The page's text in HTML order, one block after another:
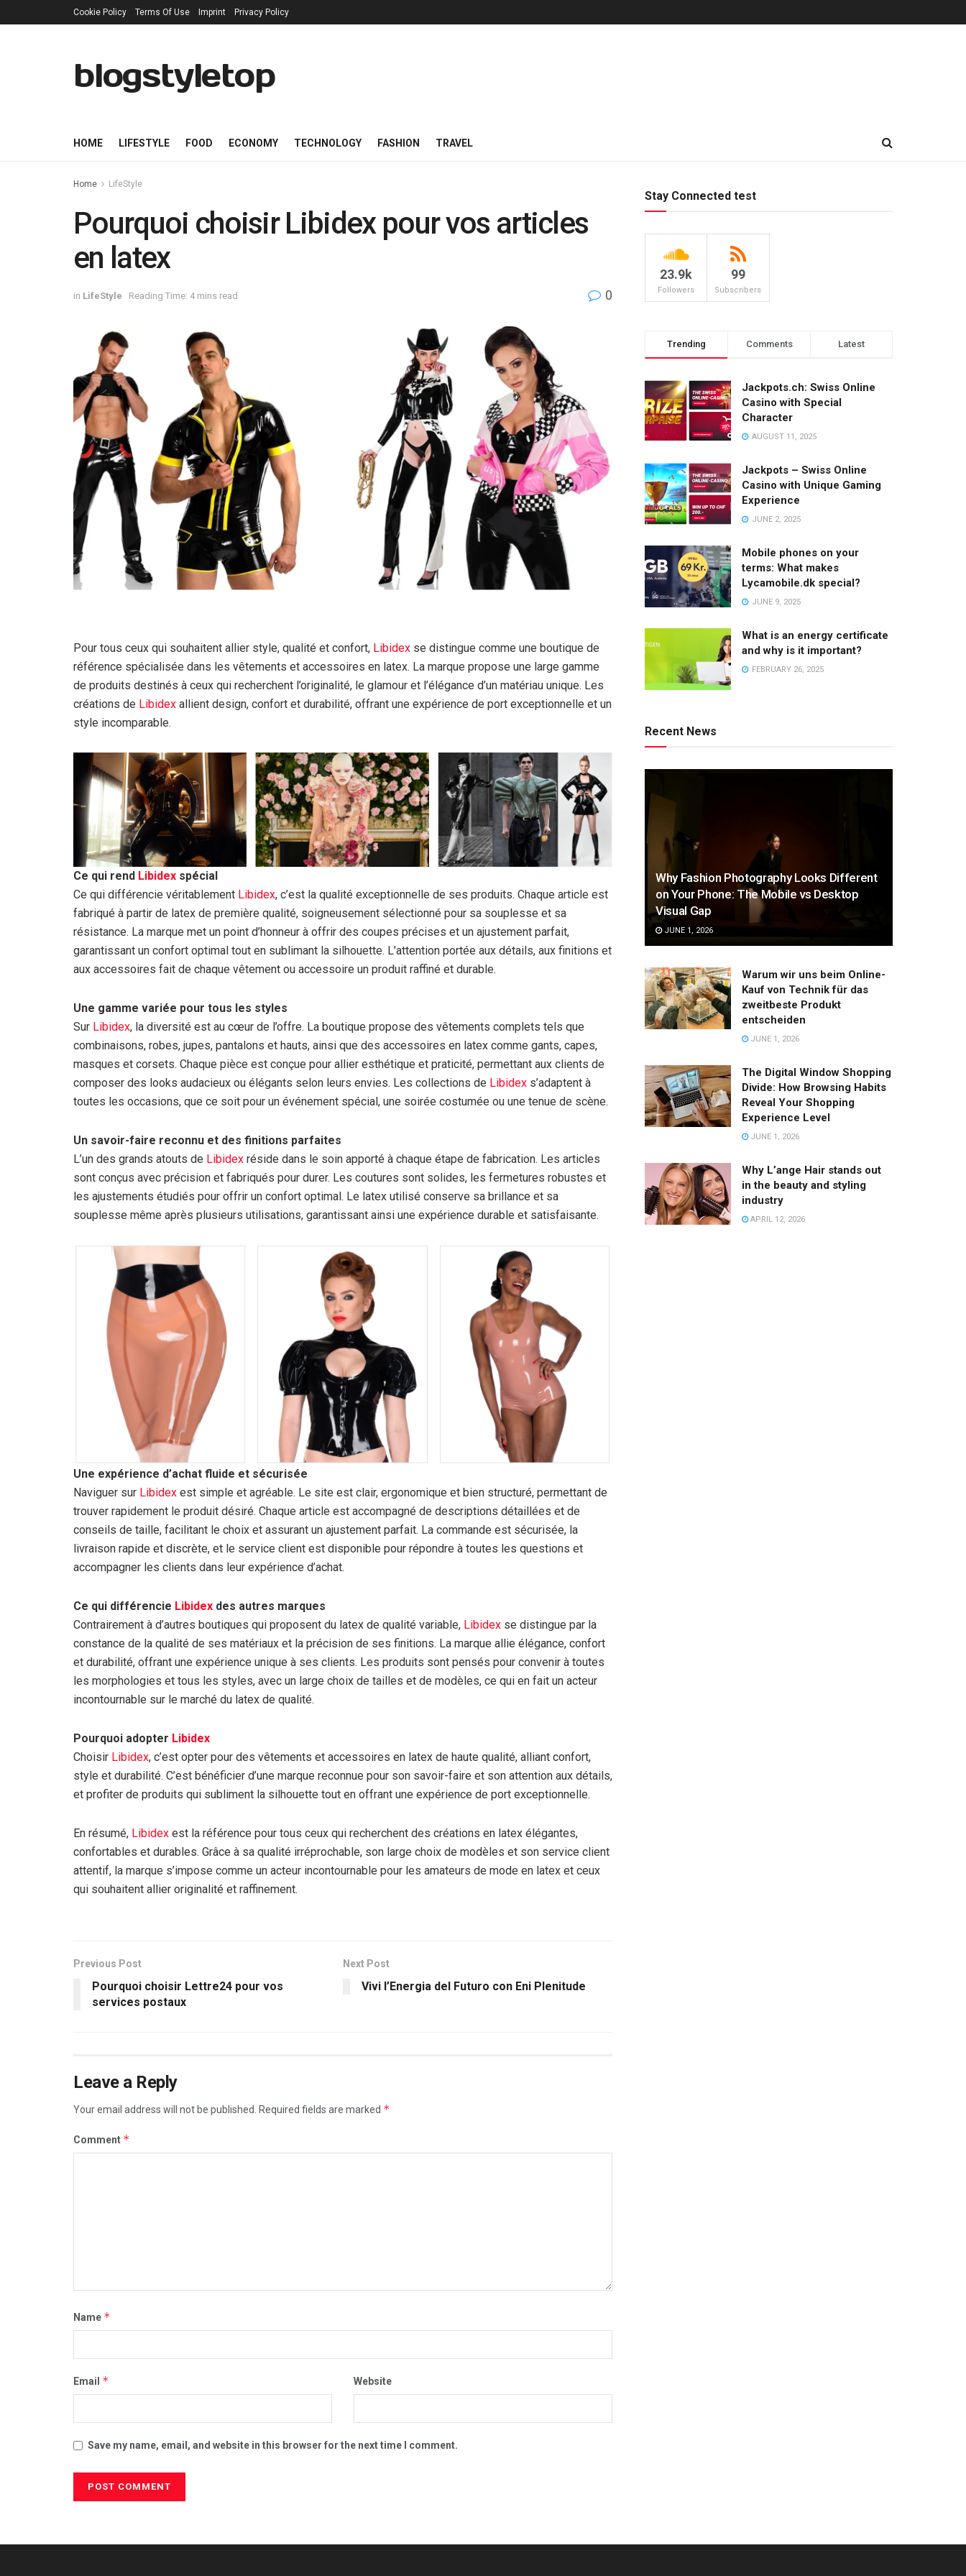
Cookie Policy Terms Of Use Imprint Privacy Policy
blogstyletop
HOME LIFESTYLE FOOD ECONOMY TECHNOLOGY FASHION TRAVEL
Home LifeStyle
Pourquoi choisir Libidex pour vos articles
en latex
in LifeStyle Reading Time: 4 mins read 0
Pour tous ceux qui souhaitent allier style, qualité et confort, Libidex se distingue comme une boutique de
référence spécialisée dans les vêtements et accessoires en latex. La marque propose une large gamme
de produits destinés à ceux qui recherchent l’originalité, le glamour et l’élégance d’un matériau unique. Les
créations de Libidex allient design, confort et durabilité, offrant une expérience de port exceptionnelle et un
style incomparable.
Ce qui rend Libidex spécial
Ce qui différencie véritablement Libidex, c’est la qualité exceptionnelle de ses produits. Chaque article est
fabriqué à partir de latex de première qualité, soigneusement sélectionné pour sa souplesse et sa
résistance. La marque met un point d’honneur à offrir des coupes précises et un ajustement parfait,
garantissant un confort optimal tout en sublimant la silhouette. L’attention portée aux détails, aux finitions et
aux accessoires fait de chaque vêtement ou accessoire un produit raffiné et durable.
Une gamme variée pour tous les styles
Sur Libidex, la diversité est au cœur de l’offre. La boutique propose des vêtements complets tels que
combinaisons, robes, jupes, pantalons et hauts, ainsi que des accessoires en latex comme gants, capes,
masques et corsets. Chaque pièce est conçue pour allier esthétique et praticité, permettant aux clients de
composer des looks audacieux ou élégants selon leurs envies. Les collections de Libidex s’adaptent à
toutes les occasions, que ce soit pour un événement spécial, une soirée costumée ou une tenue de scène.
Un savoir-faire reconnu et des finitions parfaites
L’un des grands atouts de Libidex réside dans le soin apporté à chaque étape de fabrication. Les articles
sont conçus avec précision et fabriqués pour durer. Les coutures sont solides, les fermetures robustes et
les ajustements étudiés pour offrir un confort optimal. Le latex utilisé conserve sa brillance et sa
souplesse même après plusieurs utilisations, garantissant ainsi une expérience durable et satisfaisante.
Une expérience d’achat fluide et sécurisée
Naviguer sur Libidex est simple et agréable. Le site est clair, ergonomique et bien structuré, permettant de
trouver rapidement le produit désiré. Chaque article est accompagné de descriptions détaillées et de
conseils de taille, facilitant le choix et assurant un ajustement parfait. La commande est sécurisée, la
livraison rapide et discrète, et le service client est disponible pour répondre à toutes les questions et
accompagner les clients dans leur expérience d’achat.
Ce qui différencie Libidex des autres marques
Contrairement à d’autres boutiques qui proposent du latex de qualité variable, Libidex se distingue par la
constance de la qualité de ses matériaux et la précision de ses finitions. La marque allie élégance, confort
et durabilité, offrant une expérience unique à ses clients. Les produits sont pensés pour convenir à toutes
les morphologies et tous les styles, avec un large choix de tailles et de modèles, ce qui en fait un acteur
incontournable sur le marché du latex de qualité.
Pourquoi adopter Libidex
Choisir Libidex, c’est opter pour des vêtements et accessoires en latex de haute qualité, alliant confort,
style et durabilité. C’est bénéficier d’une marque reconnue pour son savoir-faire et son attention aux détails,
et profiter de produits qui subliment la silhouette tout en offrant une expérience de port exceptionnelle.
En résumé, Libidex est la référence pour tous ceux qui recherchent des créations en latex élégantes,
confortables et durables. Grâce à sa qualité irréprochable, son large choix de modèles et son service client
attentif, la marque s’impose comme un acteur incontournable pour les amateurs de mode en latex et ceux
qui souhaitent allier originalité et raffinement.
Previous Post
Pourquoi choisir Lettre24 pour vos
services postaux
Next Post
Vivi l’Energia del Futuro con Eni Plenitude
Leave a Reply
Your email address will not be published. Required fields are marked *
Comment *
Name *
Email * Website
Save my name, email, and website in this browser for the next time I comment.
Stay Connected test
23.9k
Followers
99
Subscribers
Trending Comments Latest
Jackpots.ch: Swiss Online
Casino with Special
Character
AUGUST 11, 2025
Jackpots – Swiss Online
Casino with Unique Gaming
Experience
JUNE 2, 2025
Mobile phones on your
terms: What makes
Lycamobile.dk special?
JUNE 9, 2025
What is an energy certificate
and why is it important?
FEBRUARY 26, 2025
Recent News
Why Fashion Photography Looks Different
on Your Phone: The Mobile vs Desktop
Visual Gap
JUNE 1, 2026
Warum wir uns beim Online-
Kauf von Technik für das
zweitbeste Produkt
entscheiden
JUNE 1, 2026
The Digital Window Shopping
Divide: How Browsing Habits
Reveal Your Shopping
Experience Level
JUNE 1, 2026
Why L’ange Hair stands out
in the beauty and styling
industry
APRIL 12, 2026